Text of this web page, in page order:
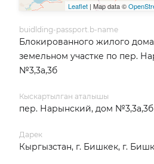
Leaflet | Map data ©
buidlding-passport.b-name
Блокированного жилого
земельном участке по пер.
№3,3а,3б
Кыскартылган аталышы
пер. Нарынский, дом №3,3а,3б
Дарек
Кыргызстан, г. Бишкек, г.